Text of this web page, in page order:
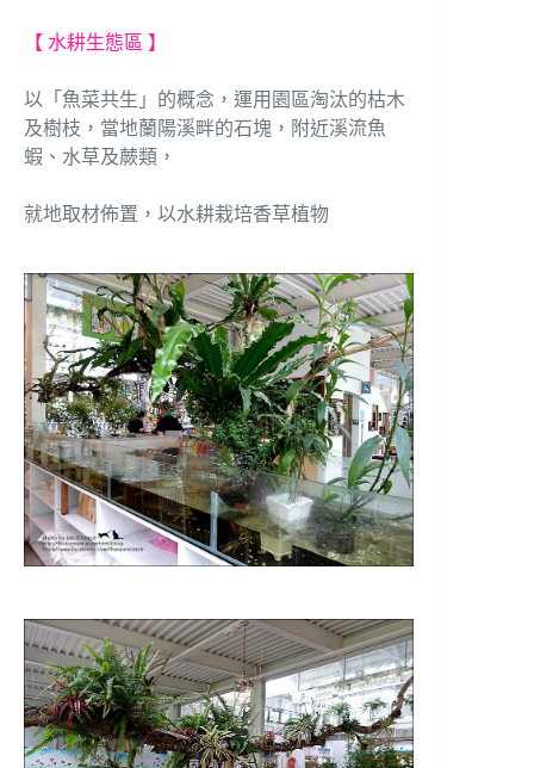
【 水耕生態區 】
以「魚菜共生」的概念，運用園區淘汰的枯木
及樹枝，當地蘭陽溪畔的石塊，附近溪流魚
蝦、水草及蕨類，
就地取材佈置，以水耕栽培香草植物